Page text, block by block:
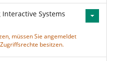
Systems
müssen Sie angemeldet
besitzen.